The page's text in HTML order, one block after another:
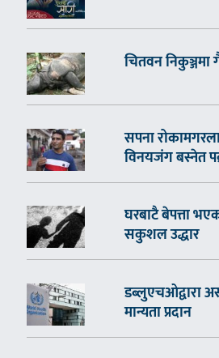
चितवन
सपना
विनयजंग बस्नेत
घरबाटै बेपत्ता
सकुशल उद्धार
डब्लुएचओद्वारा
मान्यता प्रदान